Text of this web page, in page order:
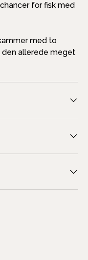
for fisk med
med to
den allerede meget